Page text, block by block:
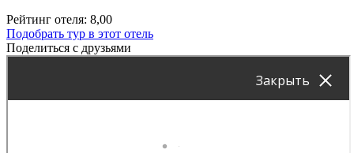
Рейтинг отеля: 8,00
Подобрать тур в этот отель
Поделиться с друзьями